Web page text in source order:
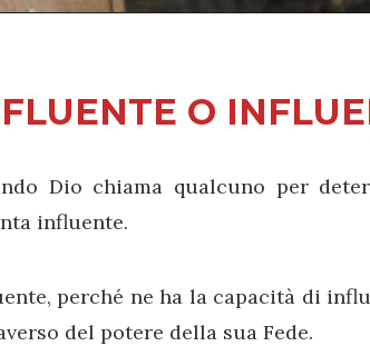
O
Dio chiama qualcuno per
influente.
perché ne ha la capacità di
del potere della sua Fede.